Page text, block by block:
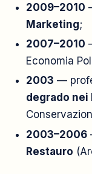
2009–2010
Marketing;
2007–2010
Economia
2003 —
degrado
2003–2006
Restauro